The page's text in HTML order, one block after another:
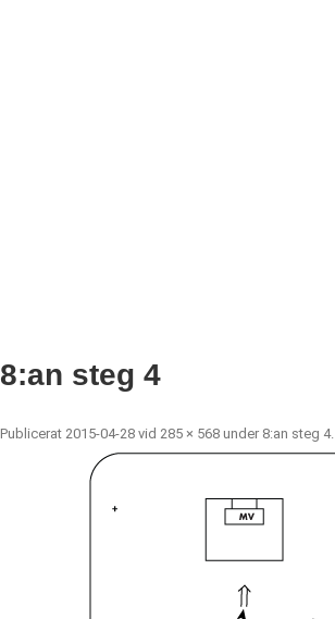
8:an steg 4
Publicerat 2015-04-28 vid 285 × 568 under 8:an steg 4.